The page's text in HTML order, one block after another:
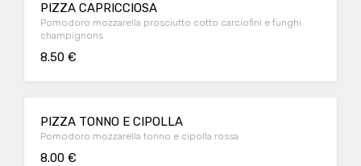
PIZZA CAPRICCIOSA
Pomodoro mozzarella prosciutto cotto carciofini e funghi
champignons
8.50 €
PIZZA TONNO E CIPOLLA
Pomodoro mozzarella tonno e cipolla rossa
8.00 €